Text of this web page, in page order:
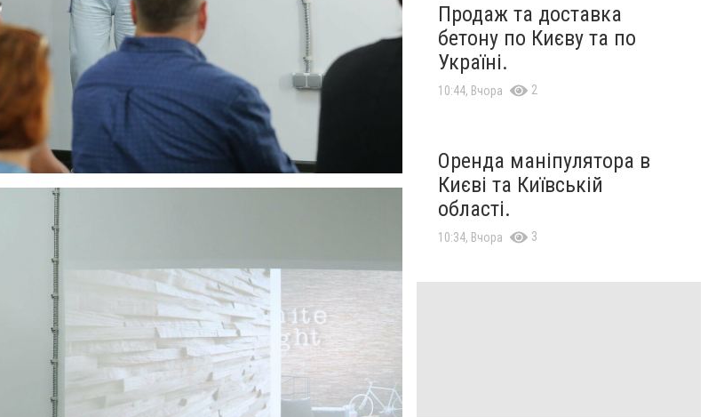
Продаж та доставка
бетону по Києву та по
Україні.
10:44, Вчора 2
Оренда маніпулятора в
Києві та Київській
області.
10:34, Вчора 3